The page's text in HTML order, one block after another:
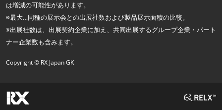
は増減の可能性があります。
※最大…同種の展示会との出展社数および製品展示面積の比較。
※出展社数は、出展契約企業に加え、共同出展するグループ企業・パート
ナー企業数も含みます。
Copyright © RX Japan GK